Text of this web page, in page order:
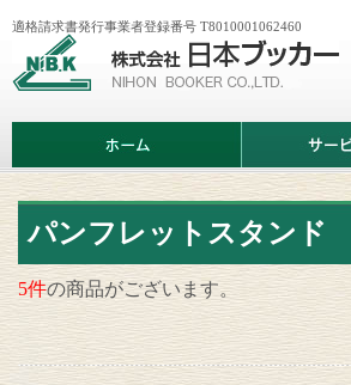
会
日
ッ
カ
適格請求書発行事業者登録番号 T8010001062460
ム
ビ
案
内
パンフレットスタンド
5件の商品がございます。